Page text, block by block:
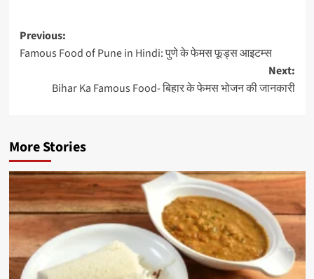
Previous:
Famous Food of Pune in Hindi: पुणे के फेमस फूड्स आइटम्स
Next:
Bihar Ka Famous Food- बिहार के फेमस भोजन की जानकारी
More Stories